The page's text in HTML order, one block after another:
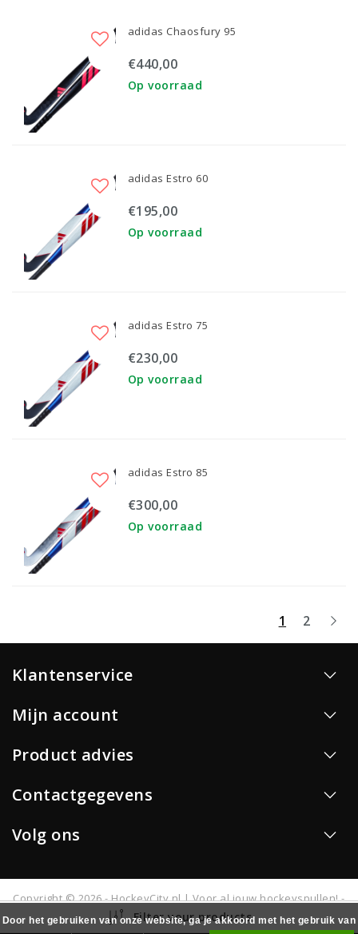
adidas Chaosfury 95
€440,00
Op voorraad
adidas Estro 60
€195,00
Op voorraad
adidas Estro 75
€230,00
Op voorraad
adidas Estro 85
€300,00
Op voorraad
1 2
Klantenservice
Mijn account
Product advies
Contactgegevens
Volg ons
Copyright © 2026 - HockeyCity.nl | Voor al jouw hockeyspullen! -
All rights reserved - RealisatieInStijl Media
Filter your products
Door het gebruiken van onze website, ga je akkoord met het gebruik van